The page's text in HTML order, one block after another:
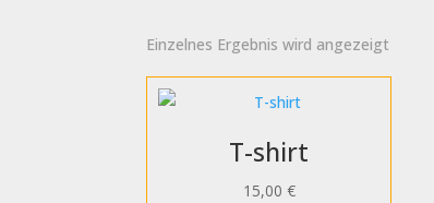
Einzelnes Ergebnis wird angezeigt
T-shirt
15,00 €